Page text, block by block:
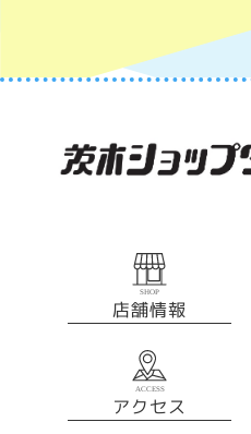
店舗情報
アクセス